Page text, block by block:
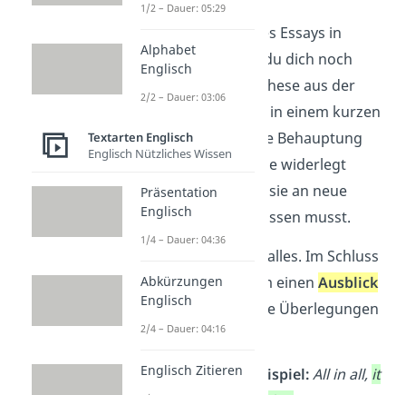
Zum Schluss deines Essays in
Englisch beziehst du dich noch
einmal auf deine These aus der
Einleitung. Erkläre in einem kurzen
Fazit, ob sich deine Behauptung
bestätigt hat, ob
sie widerlegt
wurde oder ob du sie an neue
Erkenntnisse anpassen musst.
Doch das ist nicht alles. Im Schluss
gibst du außerdem einenAusblick
auf weiterführende Überlegungen
zu dem Thema.
Essay writing– Beispiel:All in all, it
1/2 – Dauer: 05:29
Alphabet
Englisch
2/2 – Dauer: 03:06
Textarten Englisch
Englisch Nützliches Wissen
Präsentation
Englisch
1/4 – Dauer: 04:36
Abkürzungen
Englisch
2/4 – Dauer: 04:16
Englisch Zitieren